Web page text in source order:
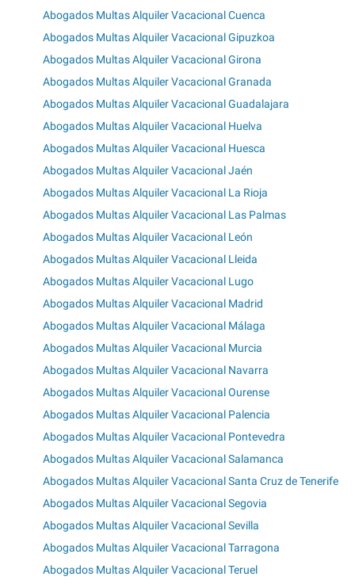
Abogados Multas Alquiler Vacacional Cuenca
Abogados Multas Alquiler Vacacional Gipuzkoa
Abogados Multas Alquiler Vacacional Girona
Abogados Multas Alquiler Vacacional Granada
Abogados Multas Alquiler Vacacional Guadalajara
Abogados Multas Alquiler Vacacional Huelva
Abogados Multas Alquiler Vacacional Huesca
Abogados Multas Alquiler Vacacional Jaén
Abogados Multas Alquiler Vacacional La Rioja
Abogados Multas Alquiler Vacacional Las Palmas
Abogados Multas Alquiler Vacacional León
Abogados Multas Alquiler Vacacional Lleida
Abogados Multas Alquiler Vacacional Lugo
Abogados Multas Alquiler Vacacional Madrid
Abogados Multas Alquiler Vacacional Málaga
Abogados Multas Alquiler Vacacional Murcia
Abogados Multas Alquiler Vacacional Navarra
Abogados Multas Alquiler Vacacional Ourense
Abogados Multas Alquiler Vacacional Palencia
Abogados Multas Alquiler Vacacional Pontevedra
Abogados Multas Alquiler Vacacional Salamanca
Abogados Multas Alquiler Vacacional Santa Cruz de Tenerife
Abogados Multas Alquiler Vacacional Segovia
Abogados Multas Alquiler Vacacional Sevilla
Abogados Multas Alquiler Vacacional Tarragona
Abogados Multas Alquiler Vacacional Teruel